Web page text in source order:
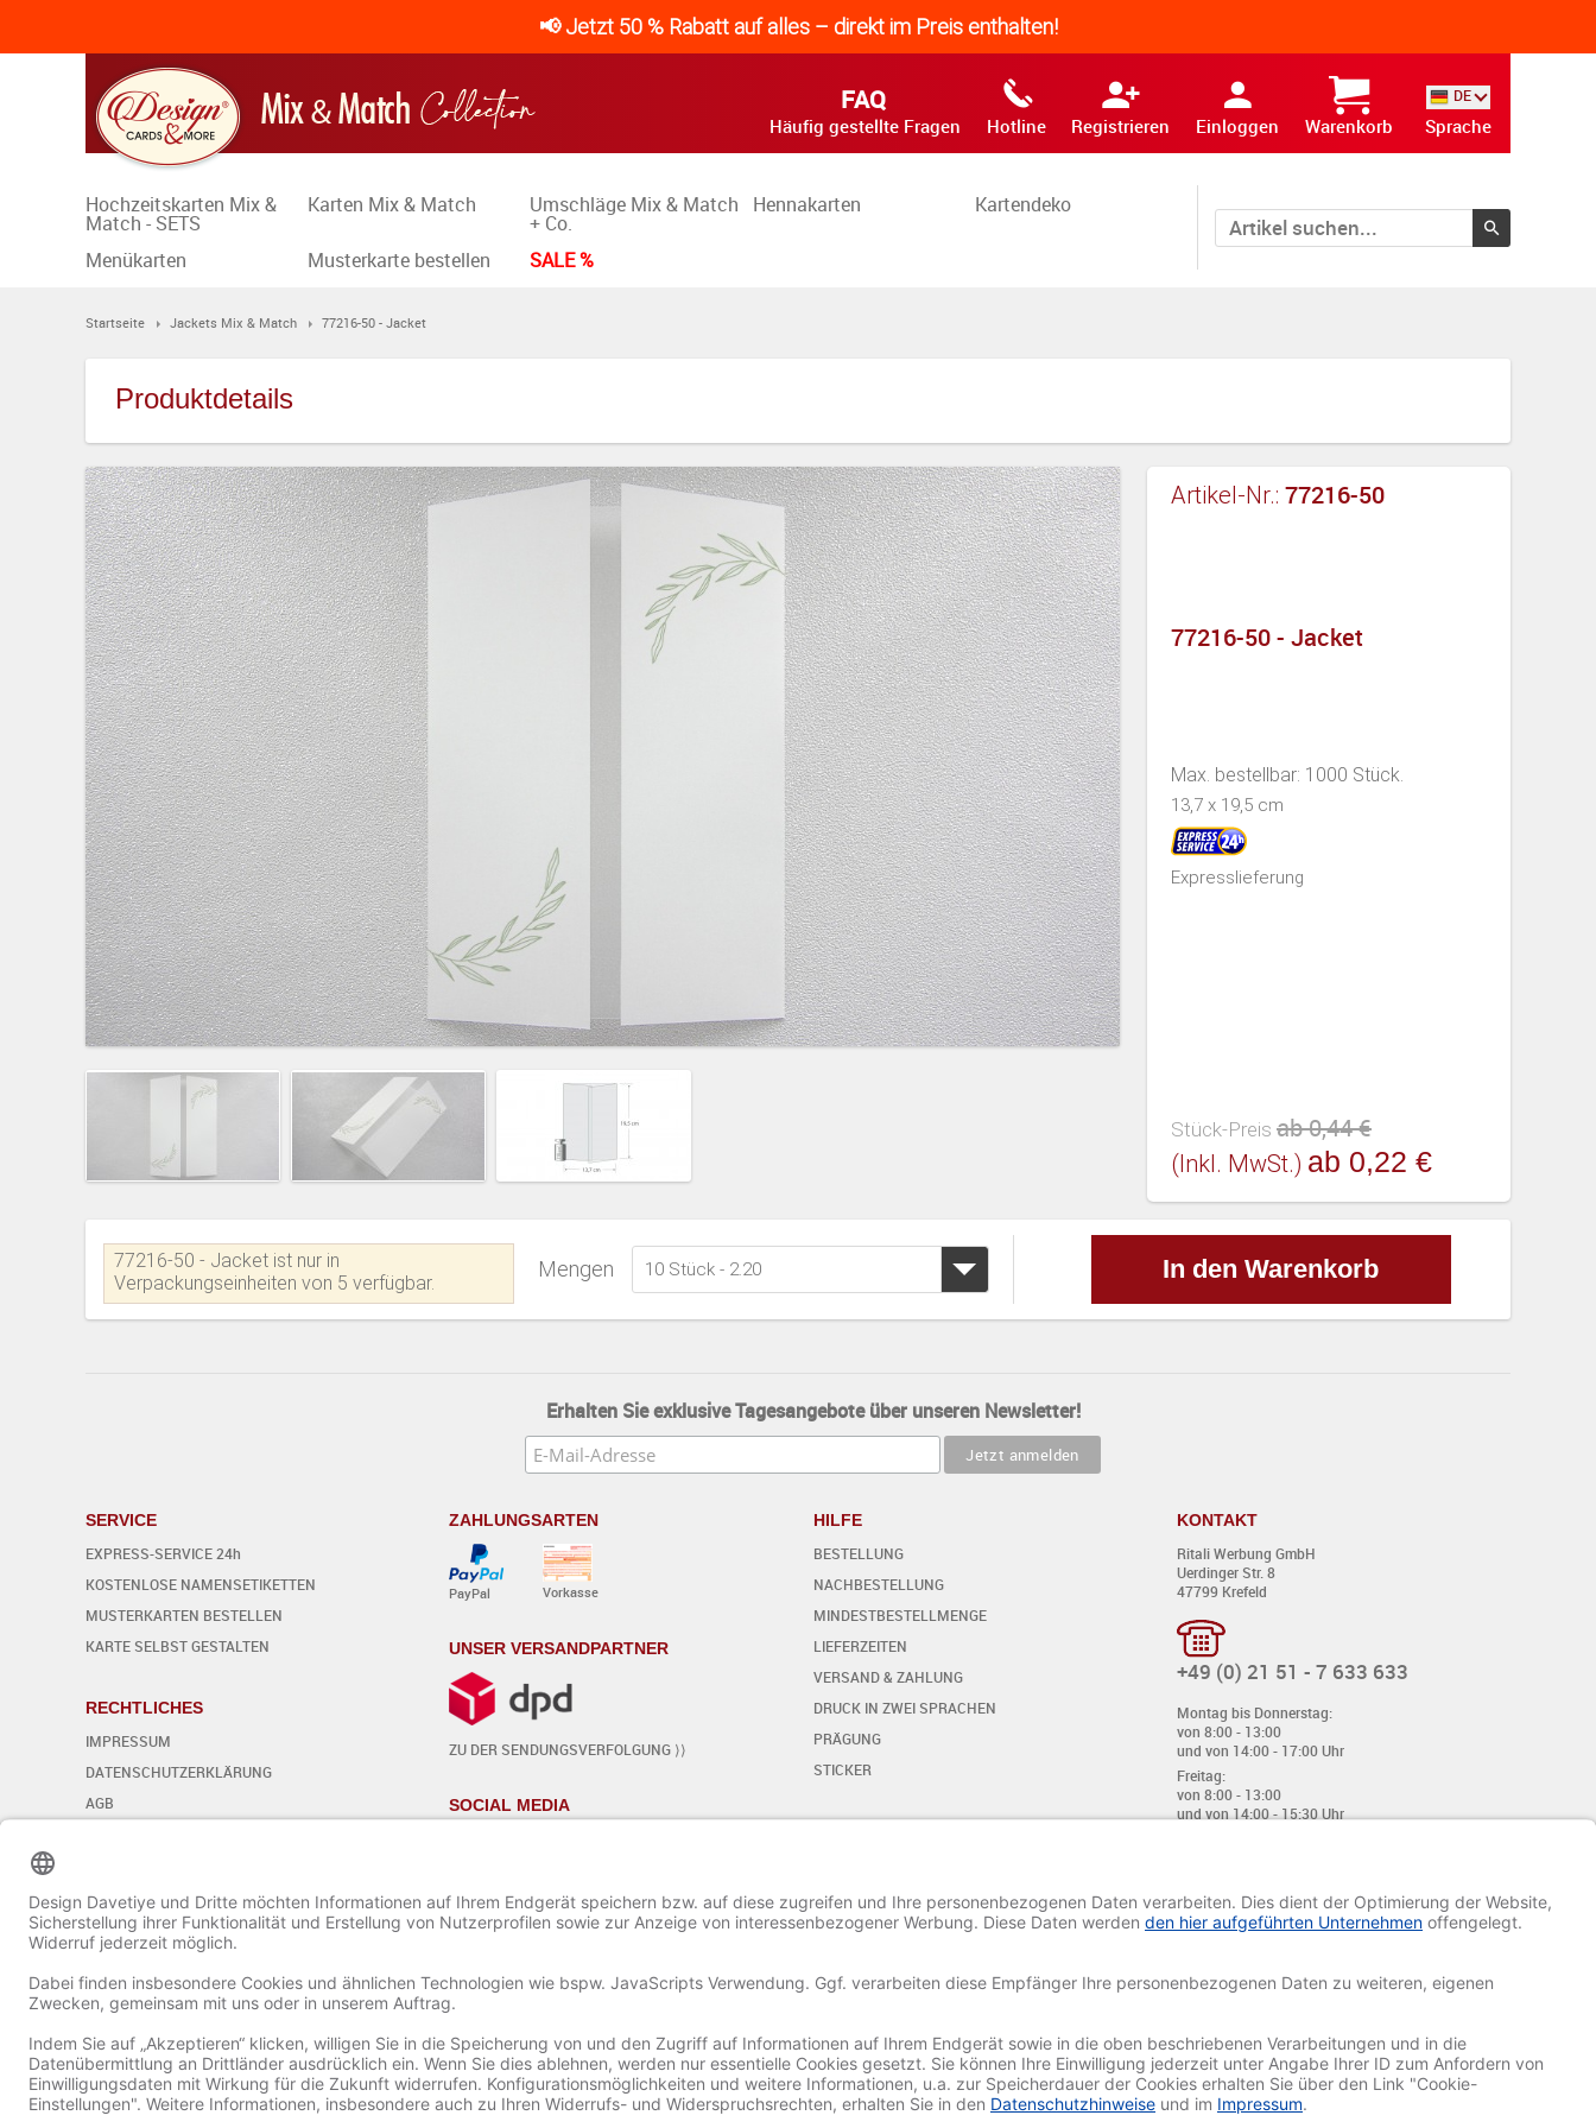
📢 Jetzt 50 % Rabatt auf alles – direkt im Preis enthalten!
FAQ
Häufig gestellte Fragen Hotline Registrieren Einloggen Warenkorb
DE
Sprache
Hochzeitskarten Mix &
Match - SETS
Karten Mix & Match Umschläge Mix & Match
+ Co.
Hennakarten Kartendeko
Menükarten Musterkarte bestellen SALE %
Startseite Jackets Mix & Match 77216-50 - Jacket
Produktdetails
Artikel-Nr.: 77216-50
77216-50 - Jacket
Max. bestellbar: 1000 Stück.
13,7 x 19,5 cm
Expresslieferung
Stück-Preis ab 0,44 €
(inkl. MwSt.) ab 0,22 €
77216-50 - Jacket ist nur in
Verpackungseinheiten von 5 verfügbar.
Mengen 10 Stück - 2.20 In den Warenkorb
Erhalten Sie exklusive Tagesangebote über unseren Newsletter!
SERVICE
EXPRESS-SERVICE 24h
KOSTENLOSE NAMENSETIKETTEN
MUSTERKARTEN BESTELLEN
KARTE SELBST GESTALTEN
RECHTLICHES
IMPRESSUM
DATENSCHUTZERKLÄRUNG
AGB
ZAHLUNGSARTEN
PayPal Vorkasse
UNSER VERSANDPARTNER
ZU DER SENDUNGSVERFOLGUNG ⟩⟩
SOCIAL MEDIA
HILFE
BESTELLUNG
NACHBESTELLUNG
MINDESTBESTELLMENGE
LIEFERZEITEN
VERSAND & ZAHLUNG
DRUCK IN ZWEI SPRACHEN
PRÄGUNG
STICKER
TEXT HINZUFÜGEN / BEARBEITEN
ORNAMENTE HINZUFÜGEN
PROJEKT SPEICHERN UND LADEN
KONTAKT
Ritali Werbung GmbH
Uerdinger Str. 8
47799 Krefeld
+49 (0) 21 51 - 7 633 633
Montag bis Donnerstag:
von 8:00 - 13:00
und von 14:00 - 17:00 Uhr
Freitag:
von 8:00 - 13:00
und von 14:00 - 15:30 Uhr